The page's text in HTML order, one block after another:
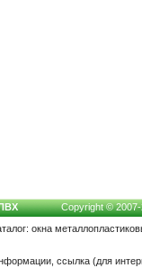
Copyright ©
окна
ссылка (для